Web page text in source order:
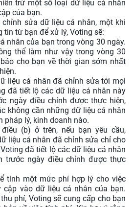
trừ một số loại dữ liệu cá nhân
của bạn.
sửa dữ liệu cá nhân, một khi
từ bạn để xử lý, Voting sẽ:
nhân của bạn trong vòng 30 ngày.
thể làm như vậy trong vòng 30
cho bạn về thời gian sớm nhất
liệu cá nhân đã chỉnh sửa tới mọi
đã tiết lộ các dữ liệu cá nhân này
ngày điều chỉnh được thực hiện,
không cần những dữ liệu cá nhân
lý, kinh doanh nào.
(b) ở trên, nếu bạn yêu cầu,
liệu cá nhân đã chỉnh sửa chỉ cho
đã tiết lộ các dữ liệu cá nhân
trước ngày điều chỉnh được thực
tính một mức phí hợp lý cho việc
vào dữ liệu cá nhân của bạn.
phí, Voting sẽ cung cấp cho bạn